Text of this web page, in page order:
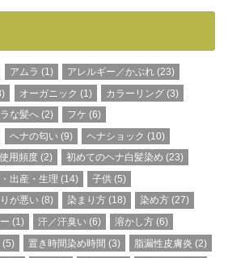
アムラ (1) アレルギー／かぶれ(23)
オーガニック (1) カラーリング(3)
な髪へ(2) フケ (6)
ヘナの匂い(9) ヘナショック (10)
使用頻度(2) 初めてのヘナ白髪染め (23)
出産・生理 (14) 子供(5)
が悪い(8) 染まり方(18) 染め方 (27)
(1) 汗／汗臭い(6) 溶かし方 (6)
(5) 置き時間染め時間 (3) 脂漏性皮膚炎 (2)